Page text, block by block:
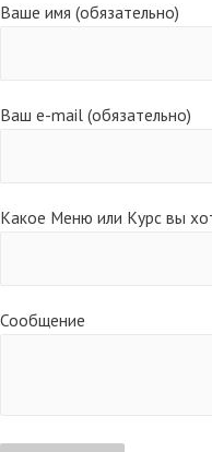
Ваше имя (обязательно)
Ваш e-mail (обязательно)
Какое Меню или Курс вы
Сообщение